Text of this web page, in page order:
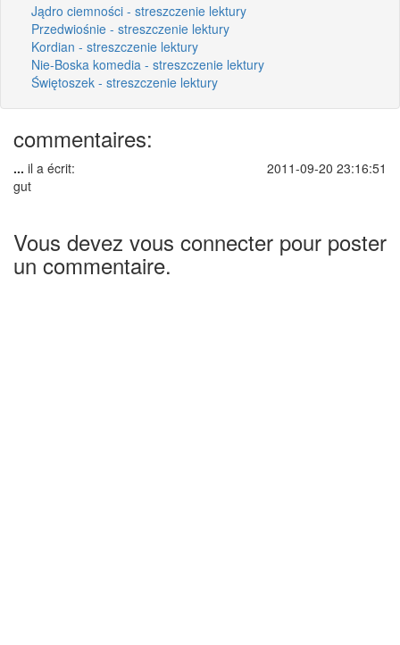
Jądro ciemności - streszczenie lektury
Przedwiośnie - streszczenie lektury
Kordian - streszczenie lektury
Nie-Boska komedia - streszczenie lektury
Świętoszek - streszczenie lektury
commentaires:
... il a écrit:
2011-09-20 23:16:51
gut
Vous devez vous connecter pour poster
un commentaire.